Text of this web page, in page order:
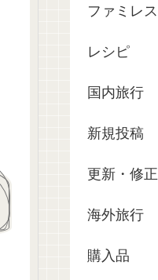
ファミレス
レシピ
国内旅行
新規投稿
更新・修正
海外旅行
購入品